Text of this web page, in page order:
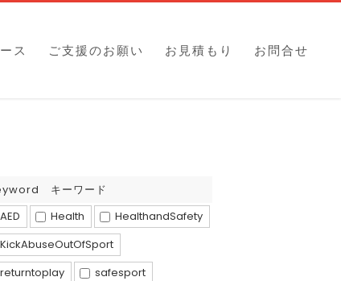
ス ご支援のお願い お見積もり お問合せ
キーワード
AED
Health
HealthandSafety
KickAbuseOutOfSport
returntoplay
safesport